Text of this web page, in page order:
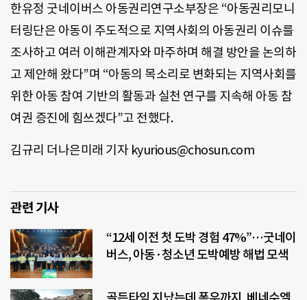
한유정 굿네이버스 아동권리연구소부장은 “아동권리모니
터링단은 아동이 주도적으로 지역사회의 아동권리 이슈를
조사하고 여러 이해관계자와 마주하며 해결 방안을 논의하
고 제안해 왔다”며 “아동의 목소리로 변화되는 지역사회를
위한 아동 참여 기반의 활동과 실천 연구를 지속해 아동 참
여권 증진에 힘쓰겠다”고 전했다.
김규리 더나은미래 기자 kyurious@chosun.com
관련 기사
“12세 이전 첫 도박 경험 47%”…굿네이
버스, 아동·청소년 도박예방 해법 모색